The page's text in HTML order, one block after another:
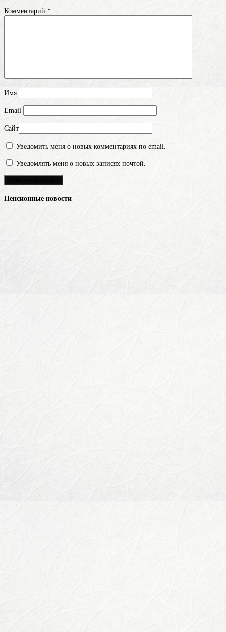
Комментарий *
Имя
Email
Сайт
Уведомить меня о новых комментариях по email.
Уведомлять меня о новых записях почтой.
Пенсионные новости